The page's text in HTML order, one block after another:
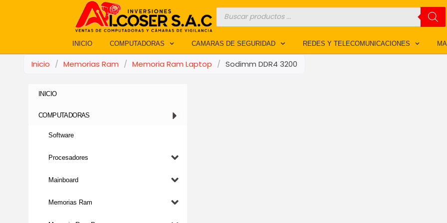
Búsqueda
de
productos
INICIO COMPUTADORAS CAMARAS DE SEGURIDAD REDES Y TELECOMUNICACIONES
Inicio / Memorias Ram / Memoria Ram Laptop / Sodimm DDR4 3200
INICIO
COMPUTADORAS
Software
Procesadores
Mainboard
Memorias Ram